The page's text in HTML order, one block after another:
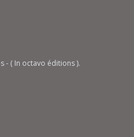
- ( In octavo éditions ).